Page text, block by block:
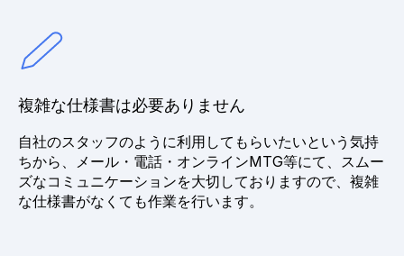
複雑な仕様書は必要ありません
自社のスタッフのように利用してもらいたいという気持
ちから、メール・電話・オンラインMTG等にて、スムー
ズなコミュニケーションを大切しておりますので、複雑
な仕様書がなくても作業を行います。